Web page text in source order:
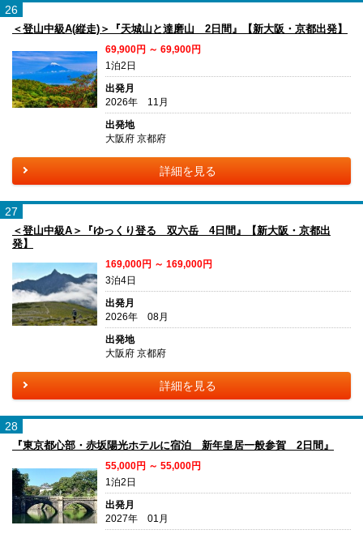
26
＜登山中級A(縦走)＞『天城山と達磨山 2日間』【新大阪・京都出発】
69,900円 ～ 69,900円
1泊2日
出発月
2026年 11月
出発地
大阪府 京都府
詳細を見る
27
＜登山中級A＞『ゆっくり登る 双六岳 4日間』【新大阪・京都出
発】
169,000円 ～ 169,000円
3泊4日
出発月
2026年 08月
出発地
大阪府 京都府
詳細を見る
28
『東京都心部・赤坂陽光ホテルに宿泊 新年皇居一般参賀 2日間』
55,000円 ～ 55,000円
1泊2日
出発月
2027年 01月